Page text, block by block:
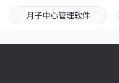
月子中心管理软件